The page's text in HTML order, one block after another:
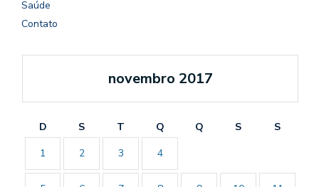
Saúde
Contato
novembro 2017
D S T Q Q S
S
1
2 3 4